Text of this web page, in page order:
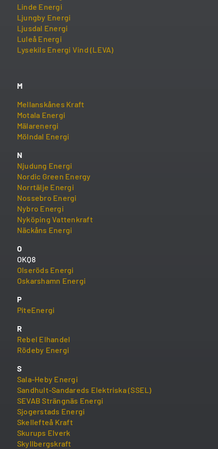
Linde Energi
Ljungby Energi
Ljusdal Energi
Luleå Energi
Lysekils Energi Vind (LEVA)
M
Mellanskånes Kraft
Motala Energi
Mälarenergi
Mölndal Energi
N
Njudung Energi
Nordic Green Energy
Norrtälje Energi
Nossebro Energi
Nybro Energi
Nyköping Vattenkraft
Näckåns Energi
O
OKQ8
Olseröds Energi
Oskarshamn Energi
P
PiteEnergi
R
Rebel Elhandel
Rödeby Energi
S
Sala-Heby Energi
Sandhult-Sandareds Elektriska (SSEL)
SEVAB Strängnäs Energi
Sjogerstads Energi
Skellefteå Kraft
Skurups Elverk
Skyllbergskraft